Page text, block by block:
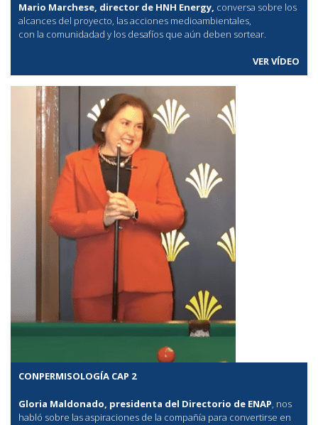
Mario Marchese, director de HNH Energy, conversa sobre los
alcances del proyecto, las acciones medioambientales,
con la comunidadad y los desafíos que aún deben sortear.
VER VÍDEO
CONPERMISOLOGÍA CAP 2
Gloria Maldonado, presidenta del Directorio de ENAP, nos
habló sobre las aspiraciones de la compañía para convertirse en